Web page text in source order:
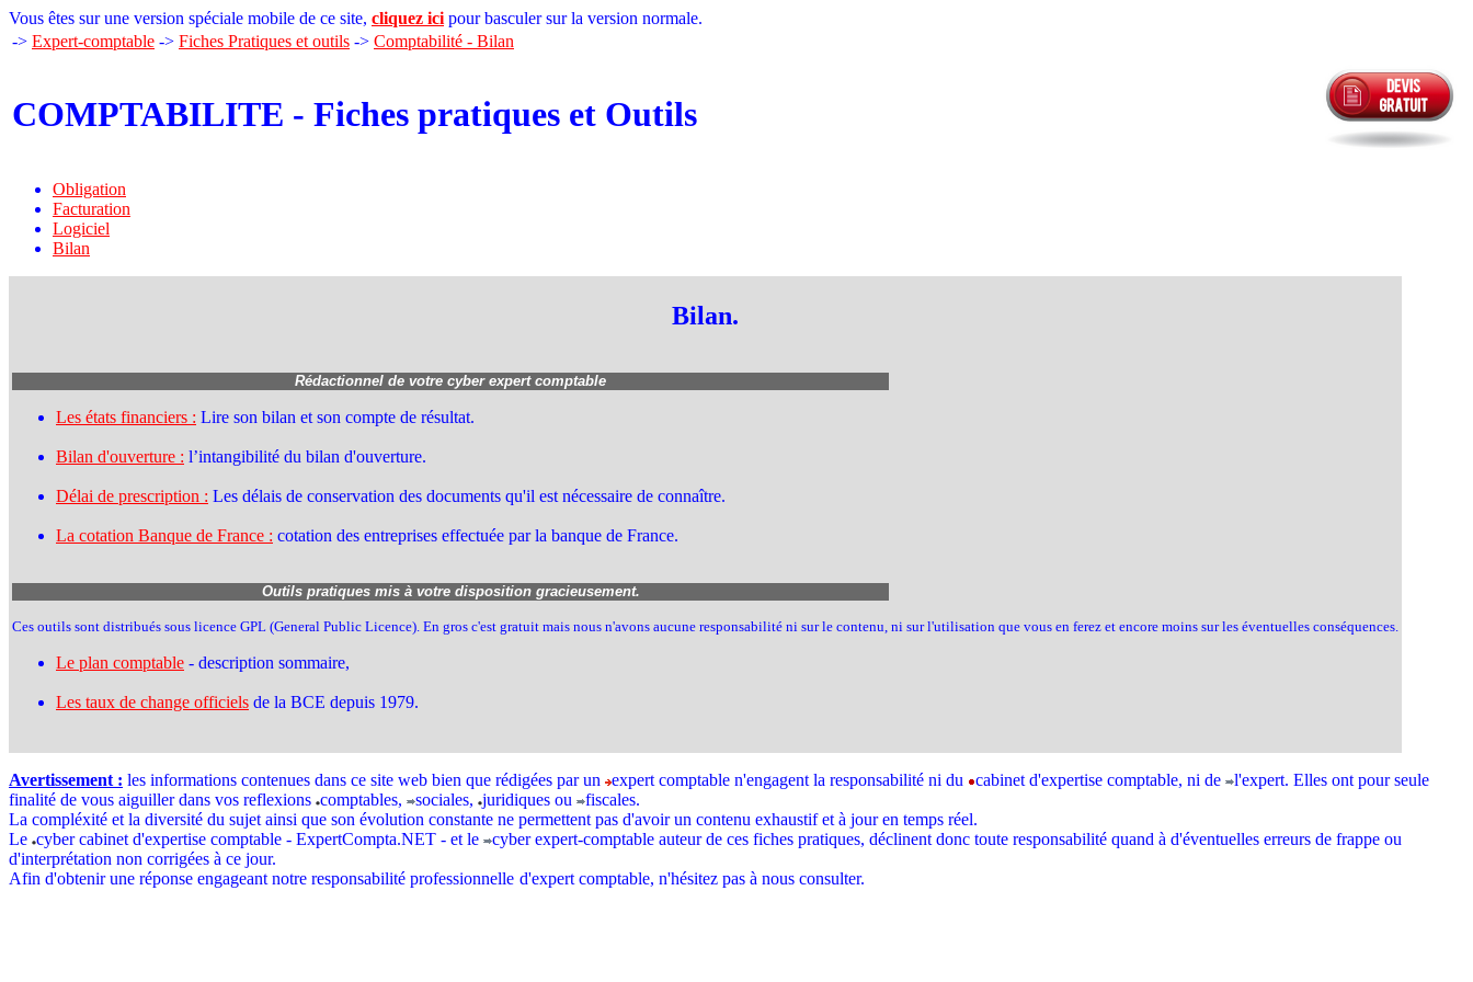
Vous êtes sur une version spéciale mobile de ce site, cliquez ici pour basculer sur la version normale.
-> Expert-comptable -> Fiches Pratiques et outils -> Comptabilité - Bilan
COMPTABILITE - Fiches pratiques et Outils
Obligation
Facturation
Logiciel
Bilan
Bilan.
Rédactionnel de votre cyber expert comptable
Les états financiers : Lire son bilan et son compte de résultat.
Bilan d'ouverture : l’intangibilité du bilan d'ouverture.
Délai de prescription : Les délais de conservation des documents qu'il est nécessaire de connaître.
La cotation Banque de France : cotation des entreprises effectuée par la banque de France.
Outils pratiques mis à votre disposition gracieusement.
Ces outils sont distribués sous licence GPL (General Public Licence). En gros c'est gratuit mais nous n'avons aucune responsabilité ni sur le contenu, ni sur l'utilisation que vous en ferez et encore moins sur les éventuelles conséquences.
Le plan comptable - description sommaire,
Les taux de change officiels de la BCE depuis 1979.
Avertissement : les informations contenues dans ce site web bien que rédigées par un expert comptable n'engagent la responsabilité ni du cabinet d'expertise comptable, ni de
l'expert. Elles ont pour seule
finalité de vous aiguiller dans vos reflexions comptables, sociales, juridiques ou
fiscales.
La compléxité et la diversité du sujet ainsi que son évolution constante ne permettent pas d'avoir un contenu exhaustif et à jour en temps réel.
Le cyber cabinet d'expertise comptable - ExpertCompta.NET - et le
cyber expert-comptable auteur de ces fiches pratiques, déclinent donc toute responsabilité quand à d'éventuelles erreurs de frappe ou
d'interprétation non corrigées à ce jour.
Afin d'obtenir une réponse engageant notre responsabilité professionnelle d'expert comptable, n'hésitez pas à nous consulter.